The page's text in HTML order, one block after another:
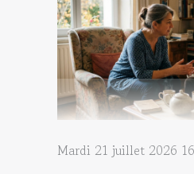
Mardi 21 juillet 2026